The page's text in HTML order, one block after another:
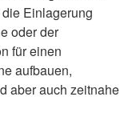
Einlagerung
oder der
für einen
aufbauen,
aber auch zeitnahe